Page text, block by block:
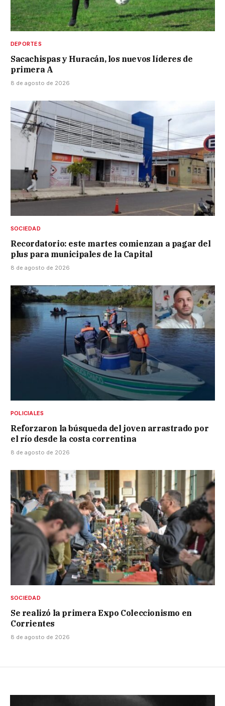
DEPORTES
Sacachispas y Huracán, los nuevos líderes de
primera A
8 de agosto de 2026
SOCIEDAD
Recordatorio: este martes comienzan a pagar del
plus para municipales de la Capital
8 de agosto de 2026
POLICIALES
Reforzaron la búsqueda del joven arrastrado por
el río desde la costa correntina
8 de agosto de 2026
SOCIEDAD
Se realizó la primera Expo Coleccionismo en
Corrientes
8 de agosto de 2026